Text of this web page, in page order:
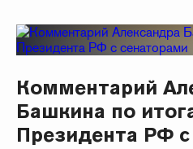
Комментарий
Башкина по
Президента РФ